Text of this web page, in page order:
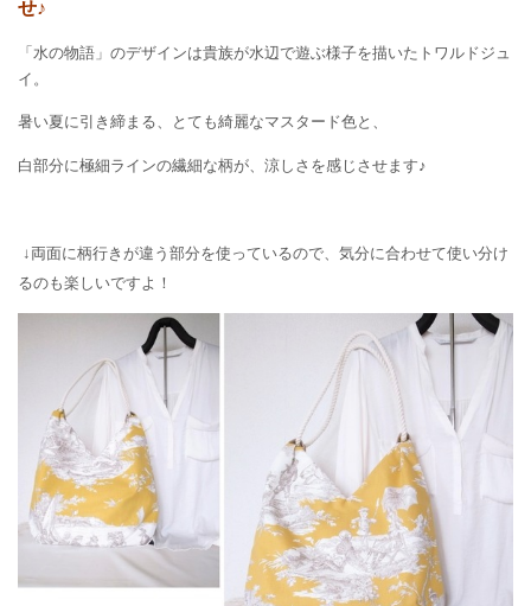
せ♪
「水の物語」のデザインは貴族が水辺で遊ぶ様子を描いたトワルドジュ
イ。
暑い夏に引き締まる、とても綺麗なマスタード色と 、
白部分に極細ラインの繊細な柄が、涼しさを感じさせます♪
↓両面に柄行きが違う部分を使っているので、気分に合わせて使い分け
るのも楽しいですよ！